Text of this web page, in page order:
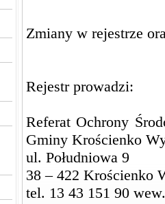
Zmiany w rejestrze
Rejestr prowadzi:
Referat Ochrony
Gminy Krościenko
ul. Południowa 9
38 – 422 Krościenko
tel. 13 43 151 90